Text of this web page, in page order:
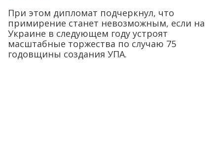
При этом дипломат подчеркнул, что
примирение станет невозможным, если на
Украине в следующем году устроят
масштабные торжества по случаю 75
годовщины создания УПА.